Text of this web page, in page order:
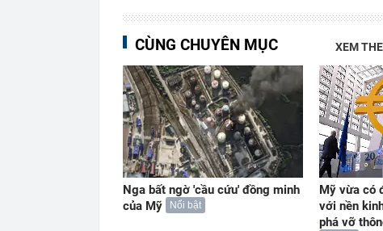
CÙNG CHUYÊN MỤC XEM
Nga bất ngờ 'cầu cứu' đồng minh
của Mỹ
Nổi bật
Mỹ vừa có
với nền
phá vỡ